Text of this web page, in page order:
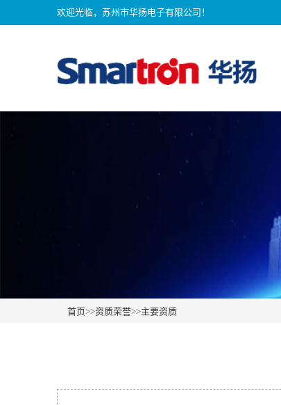
欢迎光临，苏州市华扬电子有限公司！
首页>>资质荣誉>>主要资质